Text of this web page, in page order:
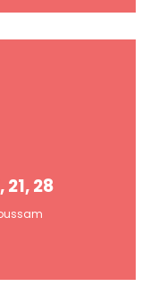
28